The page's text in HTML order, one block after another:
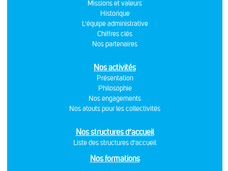
Missions et valeurs
Historique
L'équipe administrative
Chiffres clés
Nos partenaires
Nos activités
Présentation
Philosophie
Nos engagements
Nos atouts pour les collectivités
Nos structures d’accueil
Liste des structures d’accueil
Nos formations